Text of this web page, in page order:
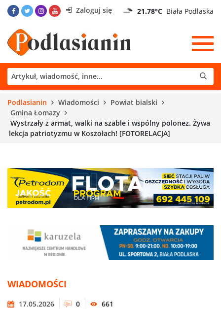
Zaloguj się 21.78°C Biała Podlaska
Podlasianin Wiadomości
Powiat bialski
Gmina Łomazy
Wystrzały z armat, walki na szable i wspólny polonez. Żywa
lekcja patriotyzmu w Koszołach! [FOTORELACJA]
WIADOMOŚCI
17.05.2026 0 661